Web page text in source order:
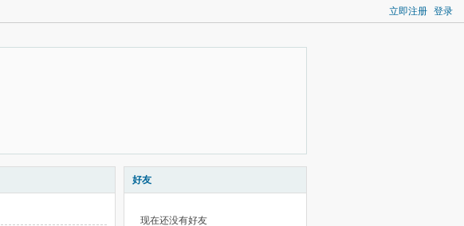
立即注册 登录
好友
现在还没有好友